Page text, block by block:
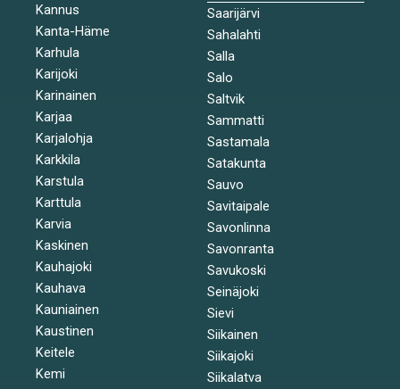
Kannus
Kanta-Häme
Karhula
Karijoki
Karinainen
Karjaa
Karjalohja
Karkkila
Karstula
Karttula
Karvia
Kaskinen
Kauhajoki
Kauhava
Kauniainen
Kaustinen
Keitele
Kemi
Saarijärvi
Sahalahti
Salla
Salo
Saltvik
Sammatti
Sastamala
Satakunta
Sauvo
Savitaipale
Savonlinna
Savonranta
Savukoski
Seinäjoki
Sievi
Siikainen
Siikajoki
Siikalatva